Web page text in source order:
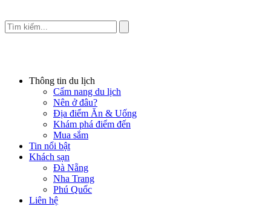
Thông tin du lịch
Cẩm nang du lịch
Nên ở đâu?
Địa điểm Ăn & Uống
Khám phá điểm đến
Mua sắm
Tin nổi bật
Khách sạn
Đà Nẵng
Nha Trang
Phú Quốc
Liên hệ